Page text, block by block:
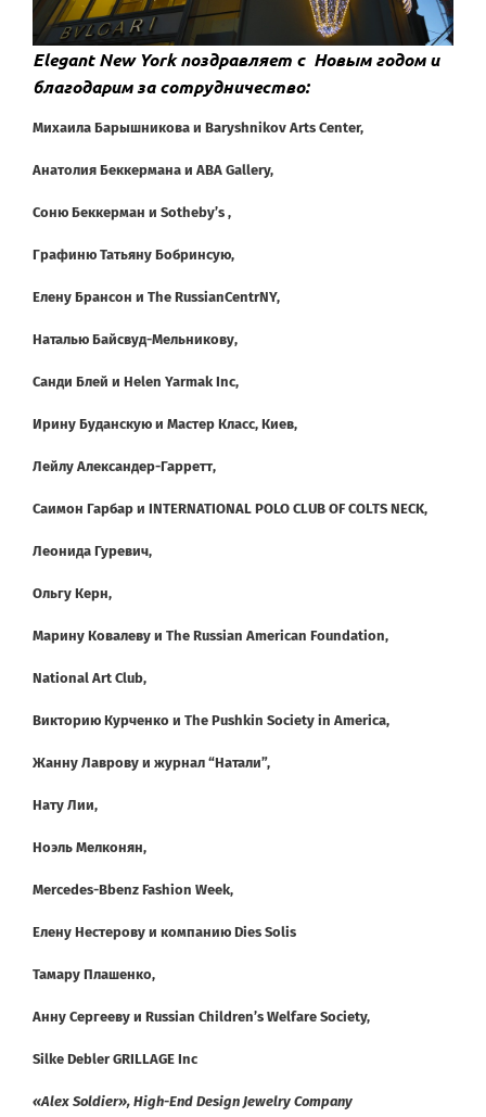
Elegant New York поздравляет с Новым годом и
благодарим за сотрудничество:
Михаила Барышникова и Baryshnikov Arts Center,
Анатолия Беккермана и ABA Gallery,
Соню Беккерман и Sotheby’s ,
Графиню Татьяну Бобринсую,
Елену Брансон и The RussianCentrNY,
Наталью Байсвуд-Мельникову,
Санди Блей и Helen Yarmak Inc,
Ирину Буданскую и Мастер Класс, Киев,
Лейлу Александер-Гарретт,
Саимон Гарбар и INTERNATIONAL POLO CLUB OF COLTS NECK,
Леонида Гуревич,
Ольгу Керн,
Марину Ковалеву и The Russian American Foundation,
National Art Club,
Викторию Курченко и The Pushkin Society in America,
Жанну Лаврову и журнал “Натали”,
Нату Лии,
Ноэль Мелконян,
Mercedes-Bbenz Fashion Week,
Елену Нестерову и компанию Dies Solis
Тамару Плашенко,
Анну Сергееву и Russian Children’s Welfare Society,
Silke Debler GRILLAGE Inc
«Alex Soldier», High-End Design Jewelry Company